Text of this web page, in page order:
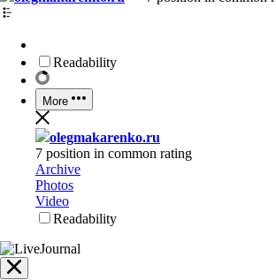
Readability
More
olegmakarenko.ru
7 position in common rating
Archive
Photos
Video
Readability